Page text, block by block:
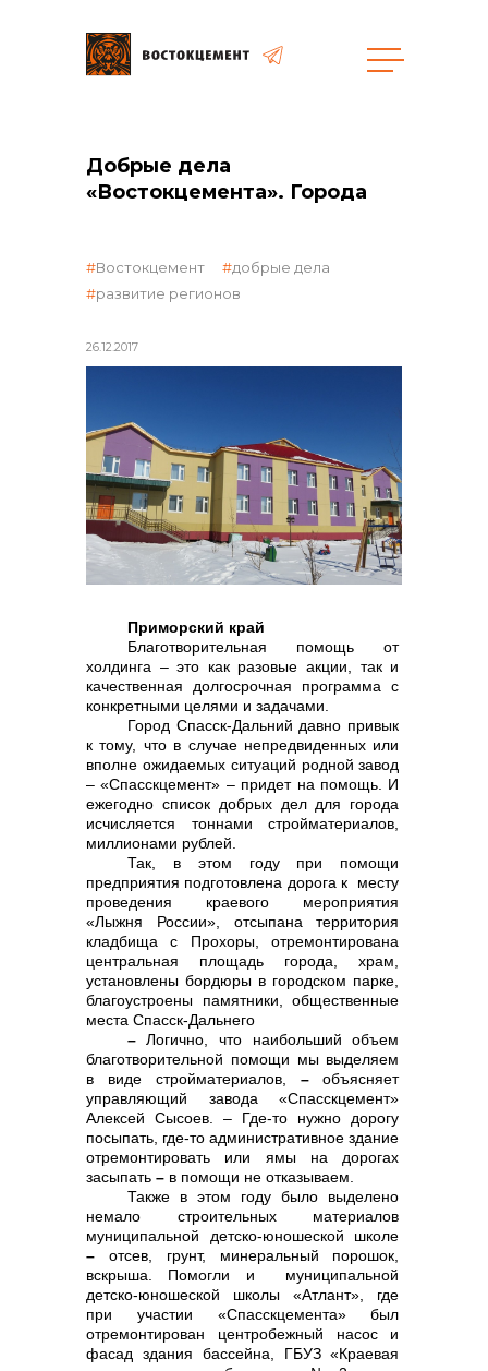
объявленные закупки
реализация неликвидов
контакты отдела закупок
Контакты
Добрые дела
«Востокцемента». Города
26.12.2017
Востокцемент
добрые дела
развитие регионов
Приморский край
Благотворительная помощь от
холдинга – это как разовые акции, так и
качественная долгосрочная программа с
конкретными целями и задачами.
Город Спасск-Дальний давно привык
к тому, что в случае непредвиденных или
вполне ожидаемых ситуаций родной завод
– «Спасскцемент» – придет на помощь. И
ежегодно список добрых дел для города
исчисляется тоннами стройматериалов,
миллионами рублей.
Так, в этом году при помощи
предприятия подготовлена дорога к месту
проведения краевого мероприятия
«Лыжня России», отсыпана территория
кладбища с Прохоры, отремонтирована
центральная площадь города, храм,
установлены бордюры в городском парке,
благоустроены памятники, общественные
места Спасск-Дальнего
–Логично, что наибольший объем
благотворительной помощи мы выделяем
в виде стройматериалов, –объясняет
управляющий завода «Спасскцемент»
Алексей Сысоев. – Где-то нужно дорогу
посыпать, где-то административное здание
отремонтировать или ямы на дорогах
засыпать – в помощи не отказываем.
Также в этом году было выделено
немало строительных материалов
муниципальной детско-юношеской школе
– отсев, грунт, минеральный порошок,
вскрыша. Помогли и муниципальной
детско-юношеской школы «Атлант», где
при участии «Спасскцемента» был
отремонтирован центробежный насос и
фасад здания бассейна, ГБУЗ «Краевая